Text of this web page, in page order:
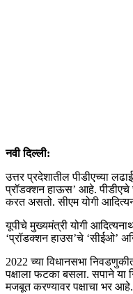
नवी दिल्ली:
उत्तर प्रदेशातील पीडीएच्या
प्रॉडक्शन हाऊस’ आहे. पीडीएचे
करत असतो. सीएम योगी
यूपीचे मुख्यमंत्री योगी
‘प्रॉडक्शन हाउस’चे ‘सीईओ’
2022 च्या विधानसभा
पक्षाला फटका बसला. सपाने
मजबूत करण्यावर पक्षाचा भर आहे.